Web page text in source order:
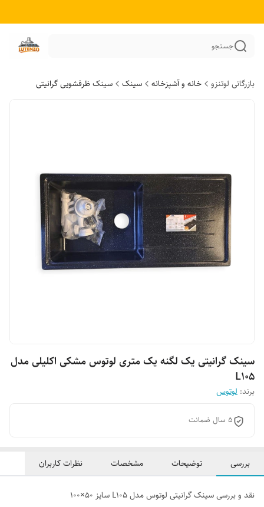
جستجو
بازرگانی لوتنزو خانه و آشپزخانه سینک سینک ظرفشویی گرانیتی
سینک گرانیتی یک لگنه یک متری لوتوس مشکی اکلیلی مدل
L10۵
برند: لوتوس
۵ سال ضمانت
بررسی توضیحات مشخصات نظرات کاربران
نقد و بررسی سینک گرانیتی لوتوس مدل L105 سایز ۵۰×100